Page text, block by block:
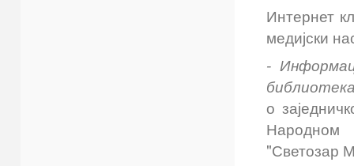
Интернет
медијски
-
о
Народном
"Светозар